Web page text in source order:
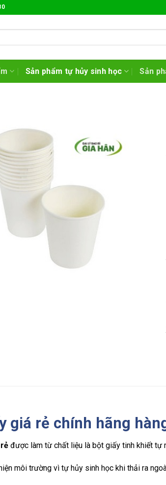
Sản phẩm tự hủy sinh học Sản
giá rẻ chính hãng
được làm từ chất liệu là bột giấy tinh khiết tự
môi trường vì tự hủy sinh học khi thải ra